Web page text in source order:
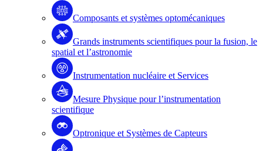
Composants et systèmes optomécaniques
Grands instruments scientifiques pour la fusion, le
spatial et l’astronomie
Instrumentation nucléaire et Services
Mesure Physique pour l’instrumentation
scientifique
Optronique et Systèmes de Capteurs